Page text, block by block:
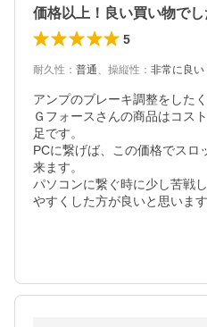
価格以上！良い買い物でし
5
耐久性 ： 普通、 操縦性 ： 非常に良い
アンプのブレーキ調整をした
Ｇフォースさんの商品はコス
足です。
PCに繋げば、この価格でスロ
来ます。
パソコンに繋ぐ時に少し苦戦
やすくした方が良いと思います